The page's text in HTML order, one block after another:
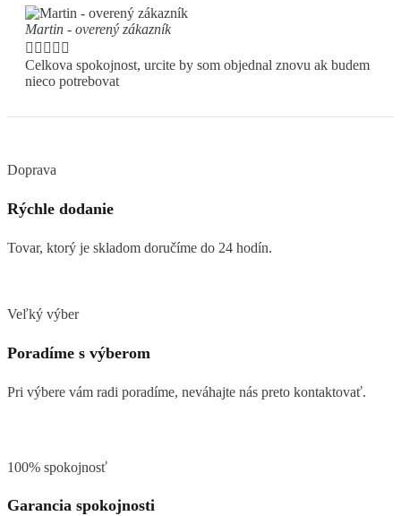
Martin - overený zákazník
    
Celkova spokojnost, urcite by som objednal znovu ak budem
nieco potrebovat
Doprava
Rýchle dodanie
Tovar, ktorý je skladom doručíme do 24 hodín.
Veľký výber
Poradíme s výberom
Pri výbere vám radi poradíme, neváhajte nás preto kontaktovať.
100% spokojnosť
Garancia spokojnosti